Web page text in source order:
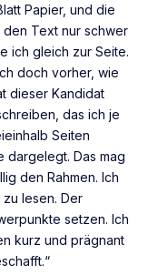
Papier, und die
Text nur schwer
ich gleich zur Seite.
doch vorher, wie
dieser Kandidat
das ich je
Seiten
dargelegt. Das mag
den Rahmen. Ich
lesen. Der
setzen. Ich
kurz und prägnant